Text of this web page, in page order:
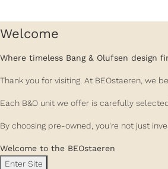
Welcome
Where timeless Bang & Olufsen design
Thank you for visiting. At BEOstaeren, we
Each B&O unit we offer is carefully
By choosing pre-owned, you're not just
Welcome to the BEOstaeren
Enter Site